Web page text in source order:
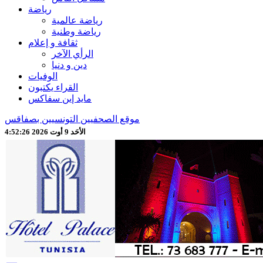
رياضة
رياضة عالمية
رياضة وطنية
ثقافة و إعلام
الرأي الآخر
دين و دنيا
الوفيات
القراء يكتبون
مايد إين سفاكس
موقع الصحفيين التونسيين بصفاقس
الأحَد 9 أوت 2026 4:52:28